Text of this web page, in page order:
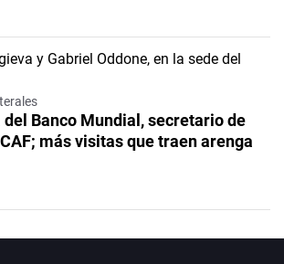
Banco Mundial, secretario de
más visitas que traen arenga